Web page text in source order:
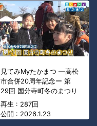
見てみMyたかまつ ―高松
市合併20周年記念ー 第
29回 国分寺町冬のまつり
再生 : 287回
公開 : 2026.1.23